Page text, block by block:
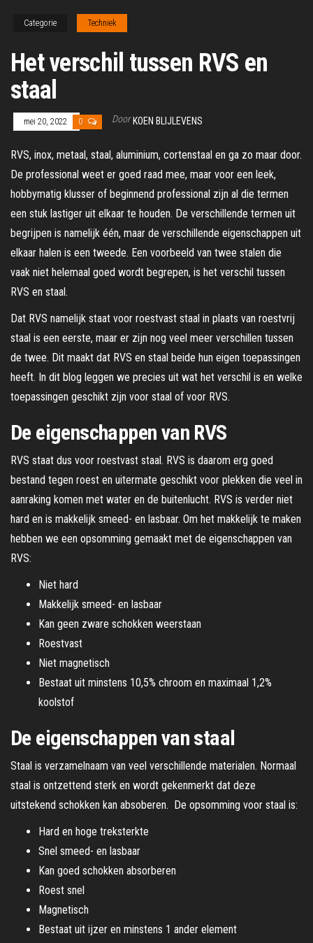
Categorie Techniek
Het verschil tussen RVS en
staal
mei 20, 2022 0 Door KOEN BLIJLEVENS
RVS, inox, metaal, staal, aluminium, cortenstaal en ga zo maar door.
De professional weet er goed raad mee, maar voor een leek,
hobbymatig klusser of beginnend professional zijn al die termen
een stuk lastiger uit elkaar te houden. De verschillende termen uit
begrijpen is namelijk één, maar de verschillende eigenschappen uit
elkaar halen is een tweede. Een voorbeeld van twee stalen die
vaak niet helemaal goed wordt begrepen, is het verschil tussen
RVS en staal.
Dat RVS namelijk staat voor roestvast staal in plaats van roestvrij
staal is een eerste, maar er zijn nog veel meer verschillen tussen
de twee. Dit maakt dat RVS en staal beide hun eigen toepassingen
heeft. In dit blog leggen we precies uit wat het verschil is en welke
toepassingen geschikt zijn voor staal of voor RVS.
De eigenschappen van RVS
RVS staat dus voor roestvast staal. RVS is daarom erg goed
bestand tegen roest en uitermate geschikt voor plekken die veel in
aanraking komen met water en de buitenlucht. RVS is verder niet
hard en is makkelijk smeed- en lasbaar. Om het makkelijk te maken
hebben we een opsomming gemaakt met de eigenschappen van
RVS:
Niet hard
Makkelijk smeed- en lasbaar
Kan geen zware schokken weerstaan
Roestvast
Niet magnetisch
Bestaat uit minstens 10,5% chroom en maximaal 1,2%
koolstof
De eigenschappen van staal
Staal is verzamelnaam van veel verschillende materialen. Normaal
staal is ontzettend sterk en wordt gekenmerkt dat deze
uitstekend schokken kan absoberen. De opsomming voor staal is:
Hard en hoge treksterkte
Snel smeed- en lasbaar
Kan goed schokken absorberen
Roest snel
Magnetisch
Bestaat uit ijzer en minstens 1 ander element